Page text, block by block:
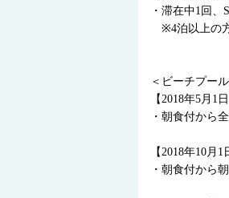
・滞在中1回
※4泊以上の
＜ビーチプー
【2018年5月1
・朝食付から
【2018年10月
・朝食付から